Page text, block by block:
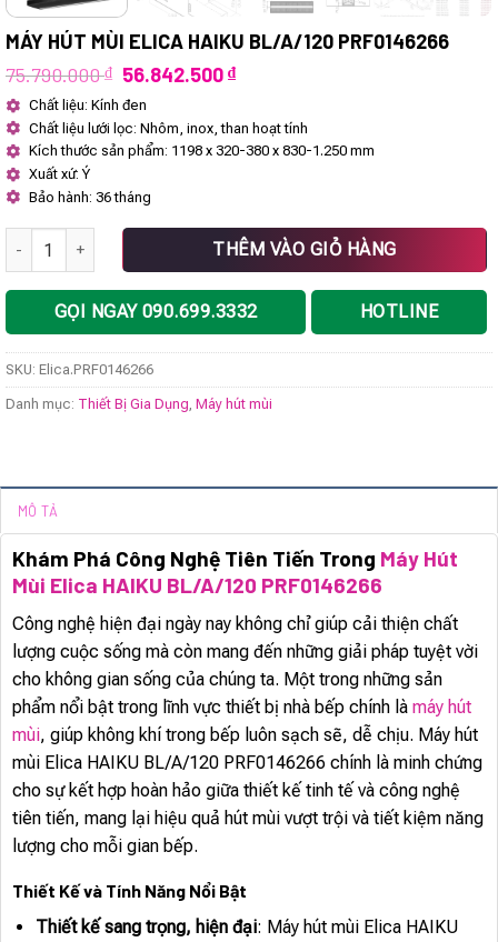
MÁY HÚT MÙI ELICA HAIKU BL/A/120 PRF0146266
75.790.000₫ Giá
gốc
là:
75.790.000 ₫.
56.842.500₫Giá
là:
56.842.500 ₫.
Chất liệu: Kính đen
Chất liệu lưới lọc: Nhôm, inox, than hoạt tính
Kích thước sản phẩm: 1198 x 320-380 x 830-1.250 mm
Xuất xứ: Ý
Bảo hành: 36 tháng
Máy hút mùi Elica HAIKU BL/A/120 PRF0146266 số lượng
THÊM VÀO GIỎ HÀNG
GỌI NGAY 090.699.3332 HOTLINE
SKU: Elica.PRF0146266
Danh mục: Thiết Bị Gia Dụng, Máy hút mùi
MÔ TẢ
Khám Phá Công Nghệ Tiên Tiến Trong Máy Hút
Mùi Elica HAIKU BL/A/120 PRF0146266
Công nghệ hiện đại ngày nay không chỉ giúp cải thiện chất
lượng cuộc sống mà còn mang đến những giải pháp tuyệt vời
cho không gian sống của chúng ta. Một trong những sản
phẩm nổi bật trong lĩnh vực thiết bị nhà bếp chính là máy hút
mùi, giúp không khí trong bếp luôn sạch sẽ, dễ chịu. Máy hút
mùi Elica HAIKU BL/A/120 PRF0146266 chính là minh chứng
cho sự kết hợp hoàn hảo giữa thiết kế tinh tế và công nghệ
tiên tiến, mang lại hiệu quả hút mùi vượt trội và tiết kiệm năng
lượng cho mỗi gian bếp.
Thiết Kế và Tính Năng Nổi Bật
Thiết kế sang trọng, hiện đại: Máy hút mùi Elica HAIKU